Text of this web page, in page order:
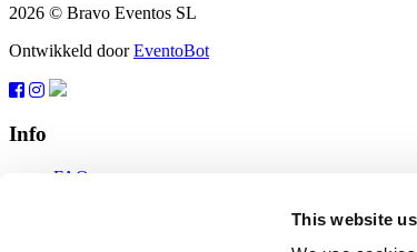
This website
2026 © Bravo Eventos SL
Ontwikkeld doorEventoBot
Info
FAQ